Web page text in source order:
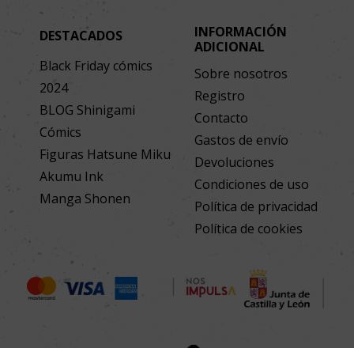
DESTACADOS
Black Friday cómics
2024
BLOG Shinigami
Cómics
Figuras Hatsune Miku
Akumu Ink
Manga Shonen
INFORMACIÓN
ADICIONAL
Sobre nosotros
Registro
Contacto
Gastos de envío
Devoluciones
Condiciones de uso
Política de privacidad
Política de cookies